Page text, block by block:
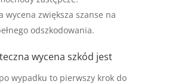
wycena zwiększa szanse na
odszkodowania.
wycena szkód jest
wypadku to pierwszy krok do